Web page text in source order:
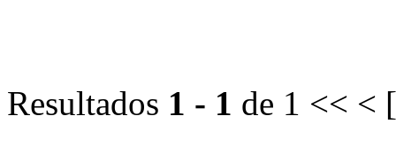
Resultados 1 - 1 de 1 << < [